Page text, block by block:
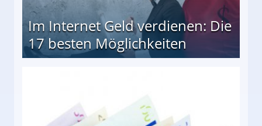
Im Internet Geld verdienen: Die
17 besten Möglichkeiten